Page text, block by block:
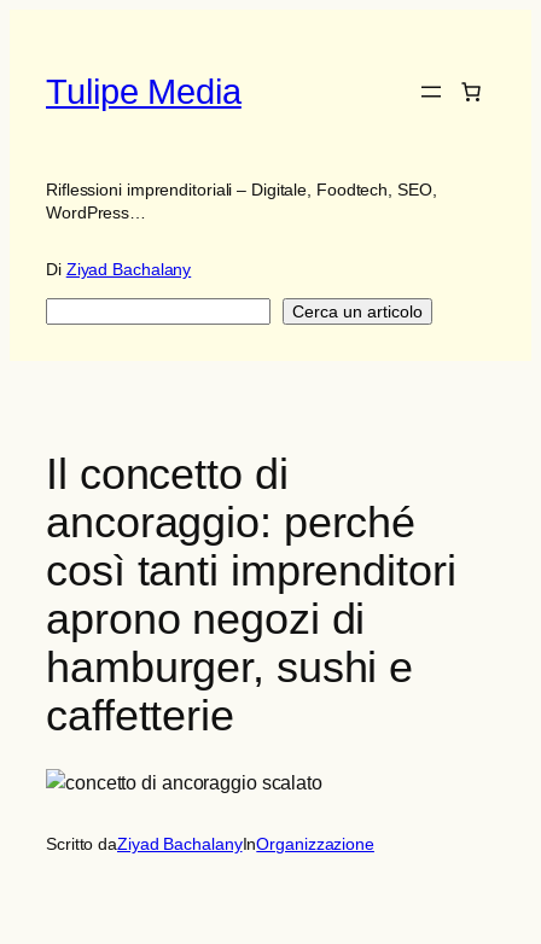
contenuto
Tulipe Media
Riflessioni imprenditoriali – Digitale, Foodtech, SEO,
WordPress…
Di Ziyad Bachalany
Cerca un articolo
Il concetto di
ancoraggio: perché
così tanti imprenditori
aprono negozi di
hamburger, sushi e
caffetterie
Scritto daZiyad BachalanyInOrganizzazione